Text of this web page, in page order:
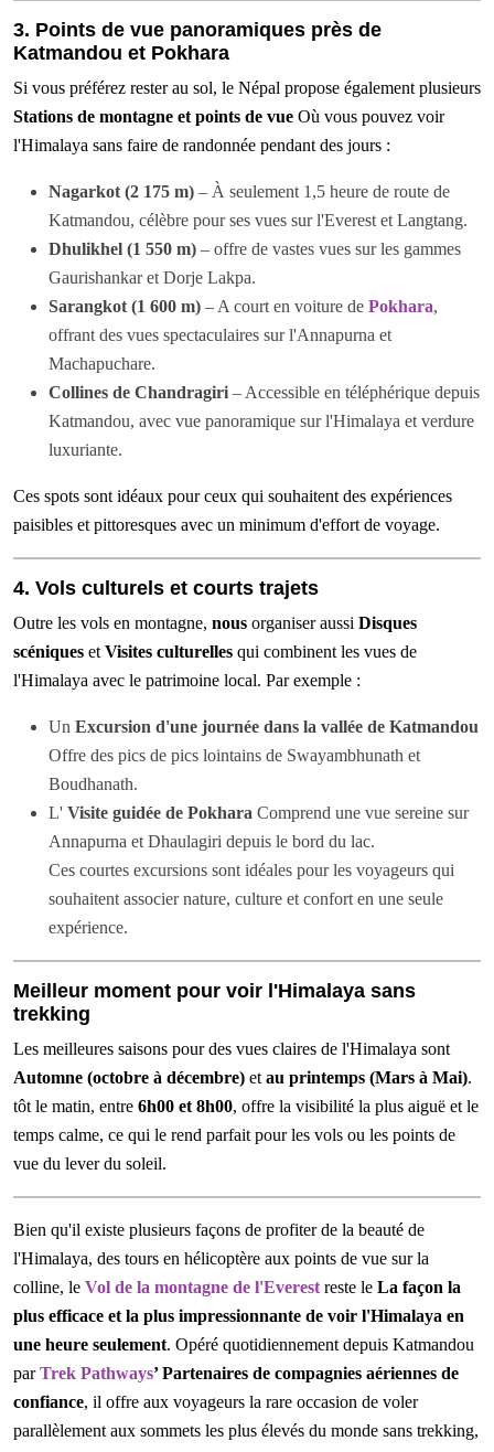
3. Points de vue panoramiques près de
Katmandou et Pokhara
Si vous préférez rester au sol, le Népal propose également plusieurs
Stations de montagne et points de vue Où vous pouvez voir
l'Himalaya sans faire de randonnée pendant des jours :
Nagarkot (2 175 m) – À seulement 1,5 heure de route de
Katmandou, célèbre pour ses vues sur l'Everest et Langtang.
Dhulikhel (1 550 m) – offre de vastes vues sur les gammes
Gaurishankar et Dorje Lakpa.
Sarangkot (1 600 m) – A court en voiture de Pokhara,
offrant des vues spectaculaires sur l'Annapurna et
Machapuchare.
Collines de Chandragiri – Accessible en téléphérique depuis
Katmandou, avec vue panoramique sur l'Himalaya et verdure
luxuriante.
Ces spots sont idéaux pour ceux qui souhaitent des expériences
paisibles et pittoresques avec un minimum d'effort de voyage.
4. Vols culturels et courts trajets
Outre les vols en montagne, nous organiser aussi Disques
scéniques et Visites culturelles qui combinent les vues de
l'Himalaya avec le patrimoine local. Par exemple :
Un Excursion d'une journée dans la vallée de Katmandou
Offre des pics de pics lointains de Swayambhunath et
Boudhanath.
L' Visite guidée de Pokhara Comprend une vue sereine sur
Annapurna et Dhaulagiri depuis le bord du lac.
Ces courtes excursions sont idéales pour les voyageurs qui
souhaitent associer nature, culture et confort en une seule
expérience.
Meilleur moment pour voir l'Himalaya sans
trekking
Les meilleures saisons pour des vues claires de l'Himalaya sont
Automne (octobre à décembre) et au printemps (Mars à Mai).
tôt le matin, entre 6h00 et 8h00, offre la visibilité la plus aiguë et le
temps calme, ce qui le rend parfait pour les vols ou les points de
vue du lever du soleil.
Bien qu'il existe plusieurs façons de profiter de la beauté de
l'Himalaya, des tours en hélicoptère aux points de vue sur la
colline, le Vol de la montagne de l'Everest reste le La façon la
plus efficace et la plus impressionnante de voir l'Himalaya en
une heure seulement. Opéré quotidiennement depuis Katmandou
parTrek Pathways’ Partenaires de compagnies aériennes de
confiance, il offre aux voyageurs la rare occasion de voler
parallèlement aux sommets les plus élevés du monde sans trekking,